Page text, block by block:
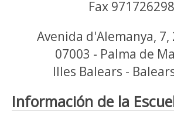
Fax 971726298
Avenida d'Alemanya,
07003 - Palma de
Illes Balears -
Información de la